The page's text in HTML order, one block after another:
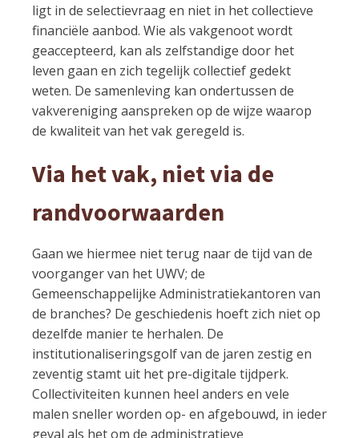
ligt in de selectievraag en niet in het collectieve
financiële aanbod. Wie als vakgenoot wordt
geaccepteerd, kan als zelfstandige door het
leven gaan en zich tegelijk collectief gedekt
weten. De samenleving kan ondertussen de
vakvereniging aanspreken op de wijze waarop
de kwaliteit van het vak geregeld is.
Via het vak, niet via de
randvoorwaarden
Gaan we hiermee niet terug naar de tijd van de
voorganger van het UWV; de
Gemeenschappelijke Administratiekantoren van
de branches? De geschiedenis hoeft zich niet op
dezelfde manier te herhalen. De
institutionaliseringsgolf van de jaren zestig en
zeventig stamt uit het pre-digitale tijdperk.
Collectiviteiten kunnen heel anders en vele
malen sneller worden op- en afgebouwd, in ieder
geval als het om de administratieve